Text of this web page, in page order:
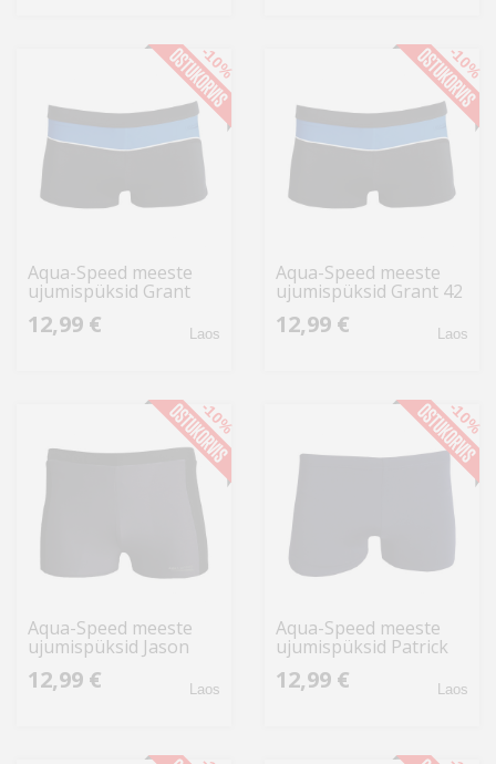
Aqua-Speed meeste
ujumispüksid Grant
410 42, tumesinine
12,99 € Laos
-10%
Aqua-Speed meeste
ujumispüksid Grant 42
410, tumesinine
12,99 € Laos
-10%
Aqua-Speed meeste
ujumispüksid Jason
138 3214, hall-must-
roheline
12,99 € Laos
-10%
Aqua-Speed meeste
ujumispüksid Patrick
04 2855 S, tumesinine
12,99 € Laos
-10%